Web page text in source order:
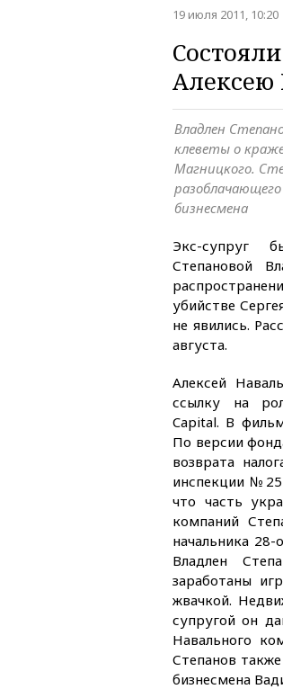
19 июля 2011, 10:20
Алексею
Владлен
клеветы о
Магницкого.
разоблачающего
бизнесмена
Экс-супруг
Степановой
убийстве
не явились.
августа.
Алексей
ссылку на
Capital. В
По версии
возврата
инспекции
что часть
компаний
начальника
Владлен
заработаны
жвачкой.
супругой он
Навального
Степанов
бизнесмена